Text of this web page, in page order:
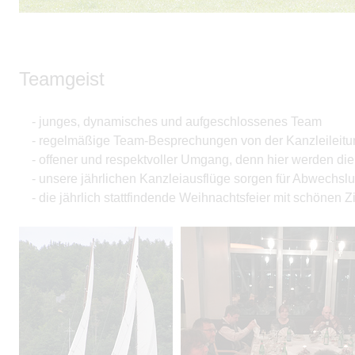
Teamgeist
- junges, dynamisches und aufgeschlossenes Team
- regelmäßige Team-Besprechungen von der
- offener und respektvoller Umgang, denn hier werden
- unsere jährlichen Kanzleiausflüge sorgen für
- die jährlich stattfindende Weihnachtsfeier mit schönen